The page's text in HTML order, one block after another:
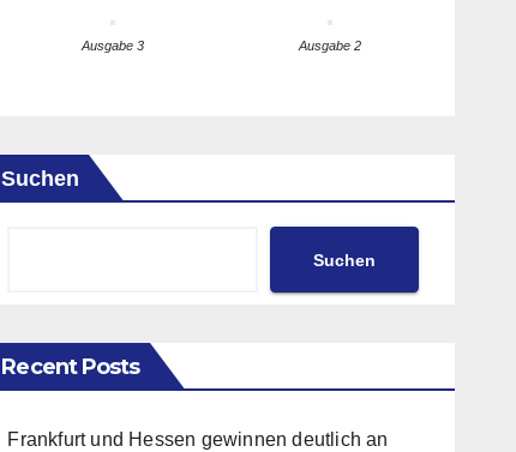
Ausgabe 3 Ausgabe 2
Suchen
Suchen
Recent Posts
Frankfurt und Hessen gewinnen deutlich an